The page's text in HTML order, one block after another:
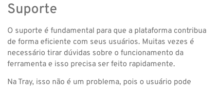
Suporte
O suporte é fundamental para que a plataforma contribua
de forma eficiente com seus usuários. Muitas vezes é
necessário tirar dúvidas sobre o funcionamento da
ferramenta e isso precisa ser feito rapidamente.
Na Tray, isso não é um problema, pois o usuário pode